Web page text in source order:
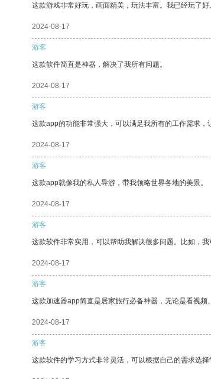
这款游戏非常好玩，画面精美，玩法丰富。我已经玩了好
2024-08-17
游客
这款软件简直是神器，解决了我所有问题。
2024-08-17
游客
这款app的功能非常强大，可以满足我所有的工作需求，
2024-08-17
游客
这款app就像我的私人导游，带我领略世界各地的美景。
2024-08-17
游客
这款软件非常实用，可以帮助我解决很多问题。比如，
2024-08-17
游客
这款加速器app简直是居家旅行必备神器，无论是看视
2024-08-17
游客
这款软件的学习方式非常灵活，可以根据自己的需求选择